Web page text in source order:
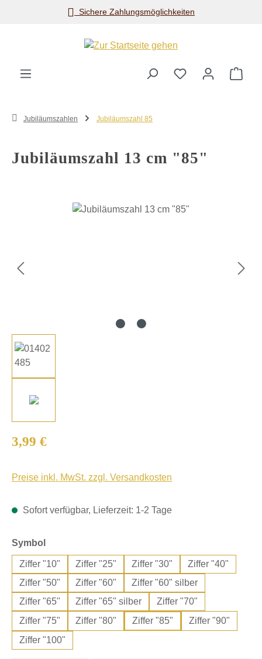
Zum Hauptinhalt springenSichere Zahlungsmöglichkeiten
Jubiläumszahlen Jubiläumszahl 85
Jubiläumszahl 13 cm "85"
Bildergalerie überspringen
Regulärer Preis:
3,99 €
Preise inkl. MwSt. zzgl. Versandkosten
Sofort verfügbar, Lieferzeit: 1-2 Tage
Symbol auswählen
Ziffer "10" Ziffer "25" Ziffer "30"
Ziffer "40"
Ziffer "50"
Ziffer "60"
Ziffer "60" silber
Ziffer "65"
Ziffer "65" silber
Ziffer "70"
Ziffer "75"
Ziffer "80" Ziffer "85"
Ziffer "90"
Ziffer "100"